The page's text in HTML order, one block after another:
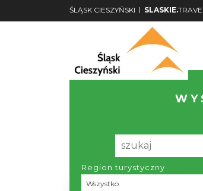
ŚLĄSK CIESZYŃSKI | SLASKIE.
Region turystyczny
Wszystko
Region turystyczny